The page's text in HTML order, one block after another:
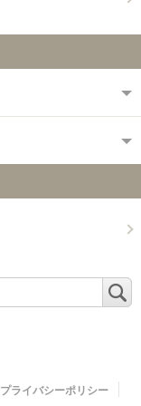
プライバシーポリシー